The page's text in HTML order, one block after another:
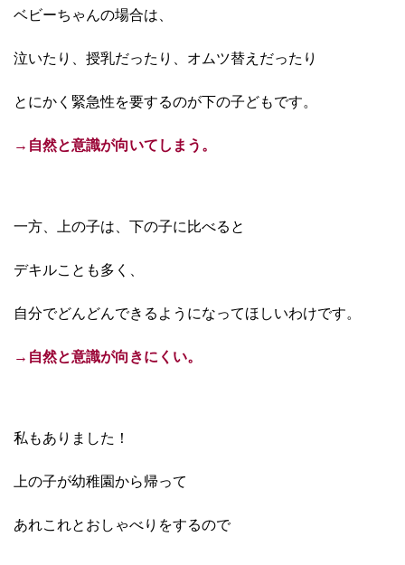
ベビーちゃんの場合は、
泣いたり、授乳だったり、オムツ替えだったり
とにかく緊急性を要するのが下の子どもです。
→自然と意識が向いてしまう。
一方、上の子は、下の子に比べると
デキルことも多く、
自分でどんどんできるようになってほしいわけです。
→自然と意識が向きにくい。
私もありました！
上の子が幼稚園から帰って
あれこれとおしゃべりをするので